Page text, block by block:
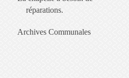
réparations.
Archives Communales